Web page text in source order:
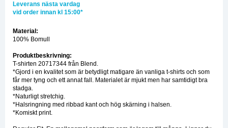
Leverans nästa vardag
vid order innan kl 15:00*
Material:
100% Bomull
Produktbeskrivning:
T-shirten 20717344 från Blend.
*Gjord i en kvalitet som är betydligt matigare än vanliga t-shirts och som
får mer tyng och ett annat fall. Materialet är mjukt men har samtidigt bra
stadga.
*Naturligt stretchig.
*Halsringning med ribbad kant och hög skärning i halsen.
*Komiskt print.